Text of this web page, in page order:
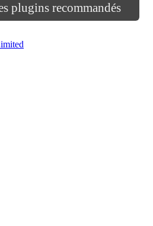
plugins recommandés